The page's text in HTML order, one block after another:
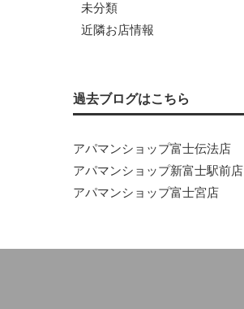
未分類
近隣お店情報
過去ブログはこちら
アパマンショップ富士伝法店
アパマンショップ新富士駅前店
アパマンショップ富士宮店